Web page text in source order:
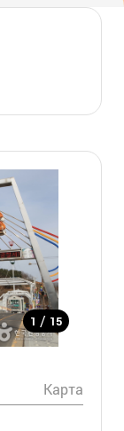
1 / 15
Карта